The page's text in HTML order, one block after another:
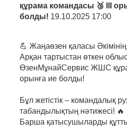
құрама командасы 🥉 III
болды! 19.10.2025 17:00
💪 Жаңаөзен қаласы
Арқан тартыстан өткен
ӨзенМұнайСервис ЖШС
орынға ие болды!
Бұл жетістік – командалық
табандылықтың нәтижесі! 🔥
Барша қатысушыларды